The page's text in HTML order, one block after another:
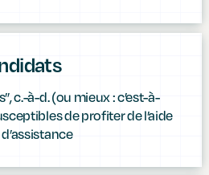
c.-à-d. (ou mieux : c’est-à-
de profiter de l’aide